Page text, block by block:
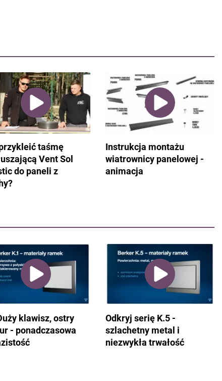
taśmę
Vent Sol
do paneli z
Instrukcja montażu
wiatrownicy panelowej -
animacja
klawisz, ostry
- ponadczasowa
Odkryj serię K.5 -
szlachetny metal i
niezwykła trwałość